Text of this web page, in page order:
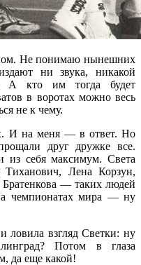
Не понимаю нынешних
ни звука, никакой
А кто им тогда будет
в воротах можно весь
не к чему.
И на меня — в ответ. Но
друг дружке все.
из себя максимум. Света
Лена Корзун,
— таких людей
чемпионатах мира — ну
ловила взгляд Светки: ну
Потом в глаза
да еще какой!